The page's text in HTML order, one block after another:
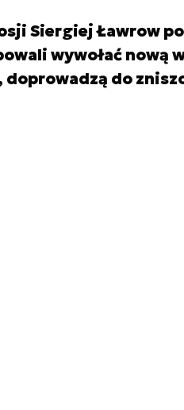
Siergiej Ławrow
wywołać nową
doprowadzą do